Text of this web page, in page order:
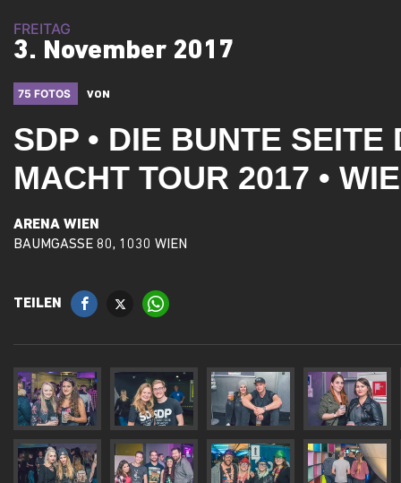
FREITAG
3. November 2017
75 FOTOS VON
SDP • DIE BUNTE SEITE
MACHT TOUR 2017 •
ARENA WIEN
BAUMGASSE 80, 1030 WIEN
TEILEN